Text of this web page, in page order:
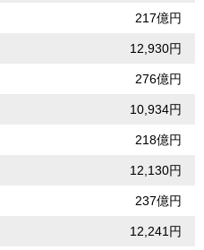
217億円
12,930円
276億円
10,934円
218億円
12,130円
237億円
12,241円